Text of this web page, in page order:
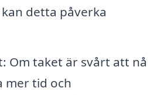
detta påverka
Om taket är svårt att nå
mer tid och